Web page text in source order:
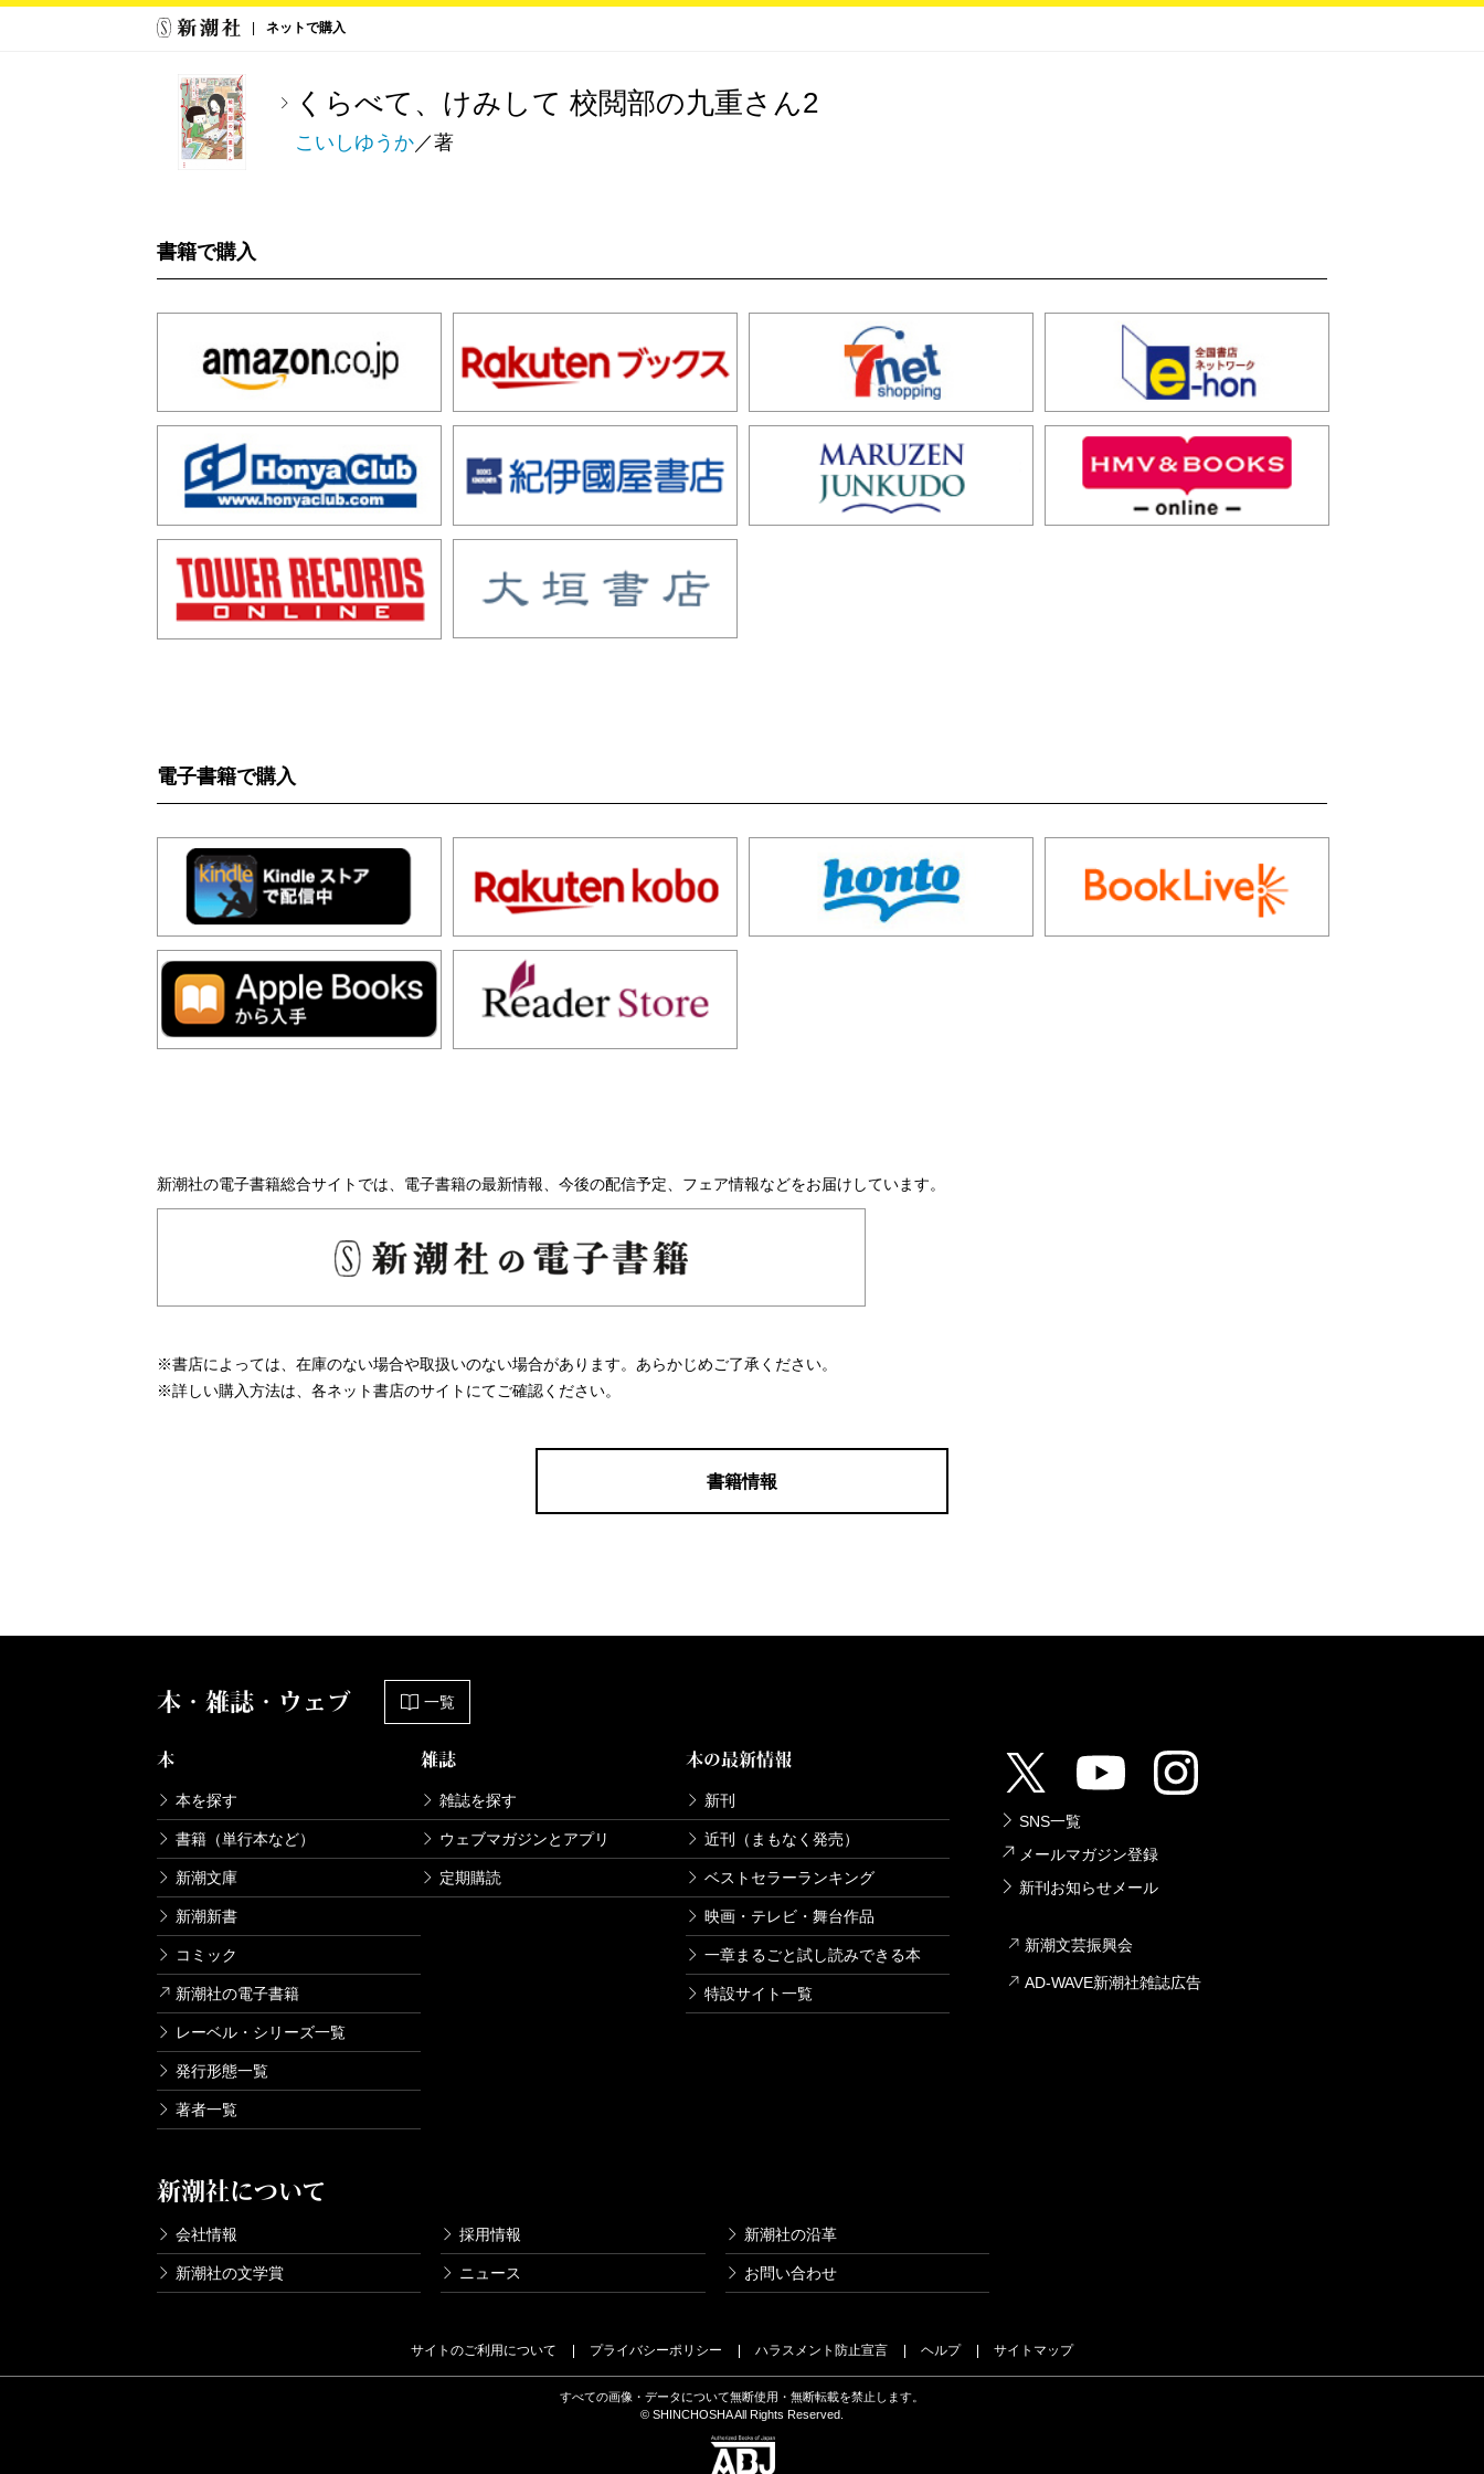
ネットで購入
くらべて、けみして 校閲部の九重さん2
こいしゆうか／著
書籍で購入
電子書籍で購入
新潮社の電子書籍総合サイトでは、電子書籍の最新情報、今後の配信予定、フェア情報などをお届けしています。
※書店によっては、在庫のない場合や取扱いのない場合があります。あらかじめご了承ください。
※詳しい購入方法は、各ネット書店のサイトにてご確認ください。
書籍情報
本・雑誌・ウェブ 一覧
本
本を探す
書籍（単行本など）
新潮文庫
新潮新書
コミック
新潮社の電子書籍
レーベル・シリーズ一覧
発行形態一覧
著者一覧
雑誌
雑誌を探す
ウェブマガジンとアプリ
定期購読
本の最新情報
新刊
近刊（まもなく発売）
ベストセラーランキング
映画・テレビ・舞台作品
一章まるごと試し読みできる本
特設サイト一覧
新潮社について
会社情報 採用情報 新潮社の沿革
新潮社の文学賞 ニュース お問い合わせ
SNS一覧
メールマガジン登録
新刊お知らせメール
新潮文芸振興会
AD-WAVE新潮社雑誌広告
サイトのご利用について プライバシーポリシー ハラスメント防止宣言 ヘルプ サイトマップ
すべての画像・データについて無断使用・無断転載を禁止します。
© SHINCHOSHA All Rights Reserved.